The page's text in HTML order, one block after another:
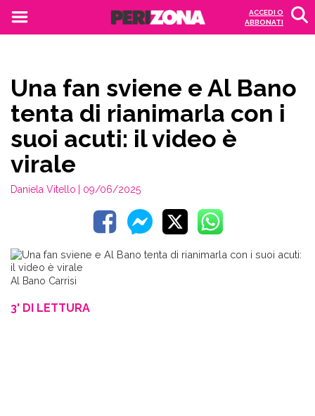
ACCEDI O
ABBONATI
Una fan sviene e Al Bano
tenta di rianimarla con i
suoi acuti: il video è
virale
Daniela Vitello | 09/06/2025
Al Bano Carrisi
3' DI LETTURA